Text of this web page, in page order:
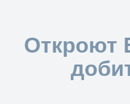
Откроют